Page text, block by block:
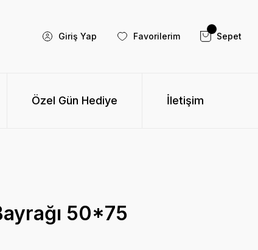
Giriş Yap Favorilerim Sepet
Özel Gün Hediye İletişim
50*75